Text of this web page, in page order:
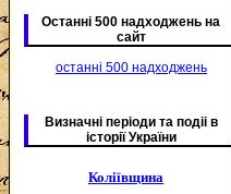
Останні 500 надходжень на
сайт
останні 500 надходжень
Визначні періоди та подіі в
історії України
Коліївщина